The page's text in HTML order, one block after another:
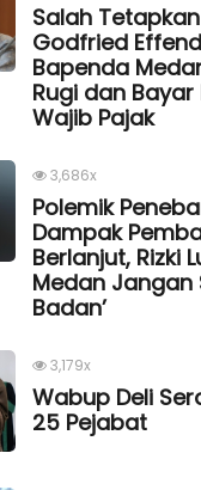
Salah Tetapkan
Godfried
Bapenda
Rugi dan Bayar
Wajib Pajak
3,686x
Polemik
Dampak
Berlanjut, Rizki
Medan Jangan
Badan’
3,179x
Wabup Deli
25 Pejabat